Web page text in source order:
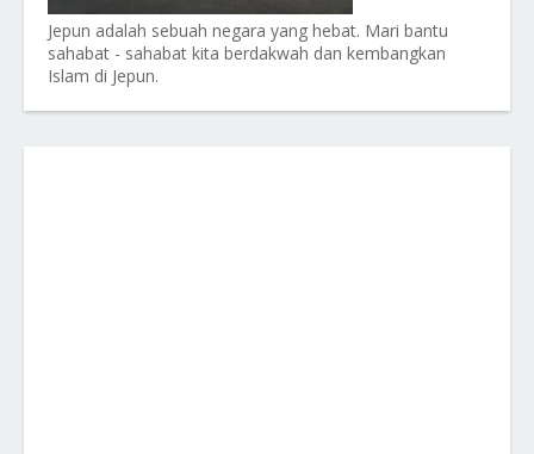
Jepun adalah sebuah negara yang hebat. Mari bantu
sahabat - sahabat kita berdakwah dan kembangkan
Islam di Jepun.